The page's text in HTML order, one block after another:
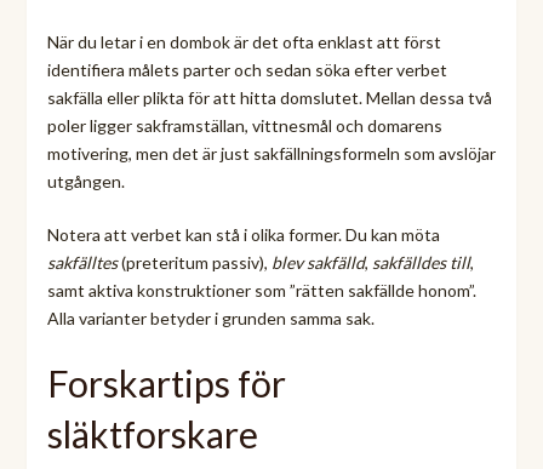
När du letar i en dombok är det ofta enklast att först
identifiera målets parter och sedan söka efter verbet
sakfälla eller plikta för att hitta domslutet. Mellan dessa två
poler ligger sakframställan, vittnesmål och domarens
motivering, men det är just sakfällningsformeln som avslöjar
utgången.
Notera att verbet kan stå i olika former. Du kan möta
sakfälltes(preteritum passiv), blev sakfälld, sakfälldes till,
samt aktiva konstruktioner som ”rätten sakfällde honom”.
Alla varianter betyder i grunden samma sak.
Forskartips för
släktforskare